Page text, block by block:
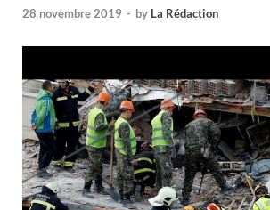
28 novembre 2019 - by La Rédaction